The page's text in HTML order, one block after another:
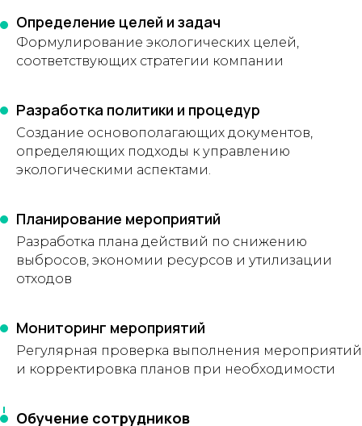
Определение целей и задач
Формулирование экологических целей,
соответствующих стратегии компании
Разработка политики и процедур
Создание основополагающих документов,
определяющих подходы к управлению
экологическими аспектами.
Планирование мероприятий
Разработка плана действий по снижению
выбросов, экономии ресурсов и утилизации
отходов
Мониторинг мероприятий
Регулярная проверка выполнения мероприятий
и корректировка планов при необходимости
Обучение сотрудников